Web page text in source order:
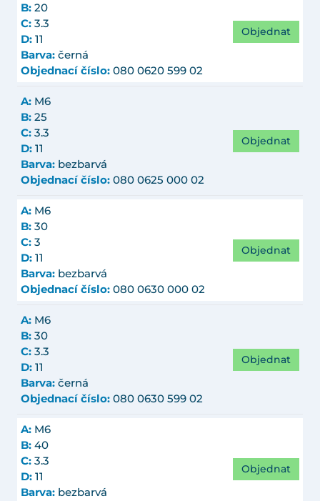
B: 20
C: 3.3
D: 11
Barva: černá
Objednací číslo: 080 0620 599 02
Objednat
A: M6
B: 25
C: 3.3
D: 11
Barva: bezbarvá
Objednací číslo: 080 0625 000 02
Objednat
A: M6
B: 30
C: 3
D: 11
Barva: bezbarvá
Objednací číslo: 080 0630 000 02
Objednat
A: M6
B: 30
C: 3.3
D: 11
Barva: černá
Objednací číslo: 080 0630 599 02
Objednat
A: M6
B: 40
C: 3.3
D: 11
Barva: bezbarvá
Objednat